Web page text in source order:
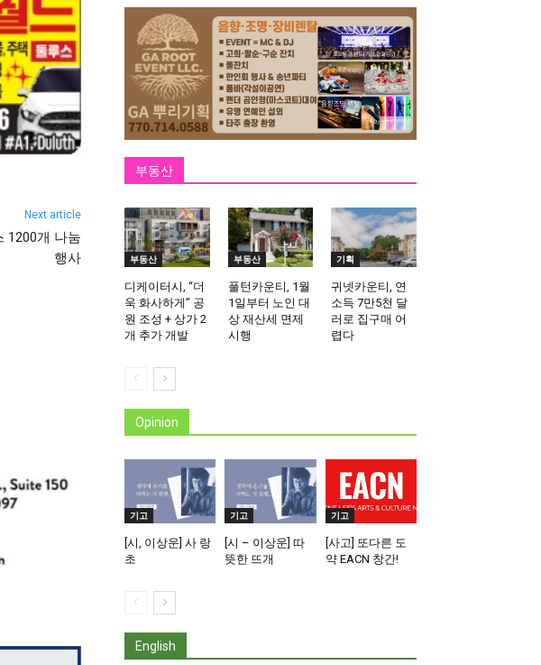
Next article
1200개 나눔
행사
부동산
부동산
디케이터시, “더
욱 화사하게” 공
원 조성 + 상가 2
개 추가 개발
부동산
풀턴카운티, 1월
1일부터 노인 대
상 재산세 면제
시행
기획
귀넷카운티, 연
소득 7만5천 달
러로 집구매 어
렵다
Opinion
기고
[시, 이상운] 사 랑
초
기고
[시 – 이상운] 따
뜻한 뜨개
기고
[사고] 또다른 도
약 EACN 창간!
English